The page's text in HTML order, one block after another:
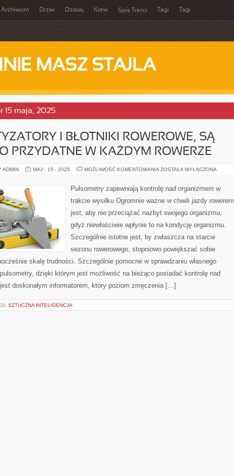
Archiwum Drzwi Dzisiaj Krew Spis Treści Tagi Tagi
MASZ STAJLA
15 maja, 2025
I BŁOTNIKI ROWEROWE, SĄ
PRZYDATNE W KAŻDYM ROWERZE
ADMIN MAJ - 15 - 2025 MOŻLIWOŚĆ KOMENTOWANIA AMORTYZATORY
ROWEROWE,
SĄ
PRZYDATNE
KAŻDYM
ZOSTAŁA WYŁĄCZONA
Pulsometry zapewniają kontrolę nad organizmem w
trakcie wysiłku Ogromnie ważne w chwili jazdy rowerem
jest, aby nie przeciążać nazbyt swojego organizmu,
gdyż niewłaściwie wpłynie to na kondycję organizmu.
Szczególnie istotne jest, by zwłaszcza na starcie
sezonu rowerowego, stopniowo powiększać sobie
skalę trudności. Szczególnie pomocne w sprawdzaniu własnego
dzięki którym jest możliwość na bieżąco posiadać kontrolę nad
doskonałym informatorem, który poziom zmęczenia […]
SZTUCZNA INTELIGENCJA